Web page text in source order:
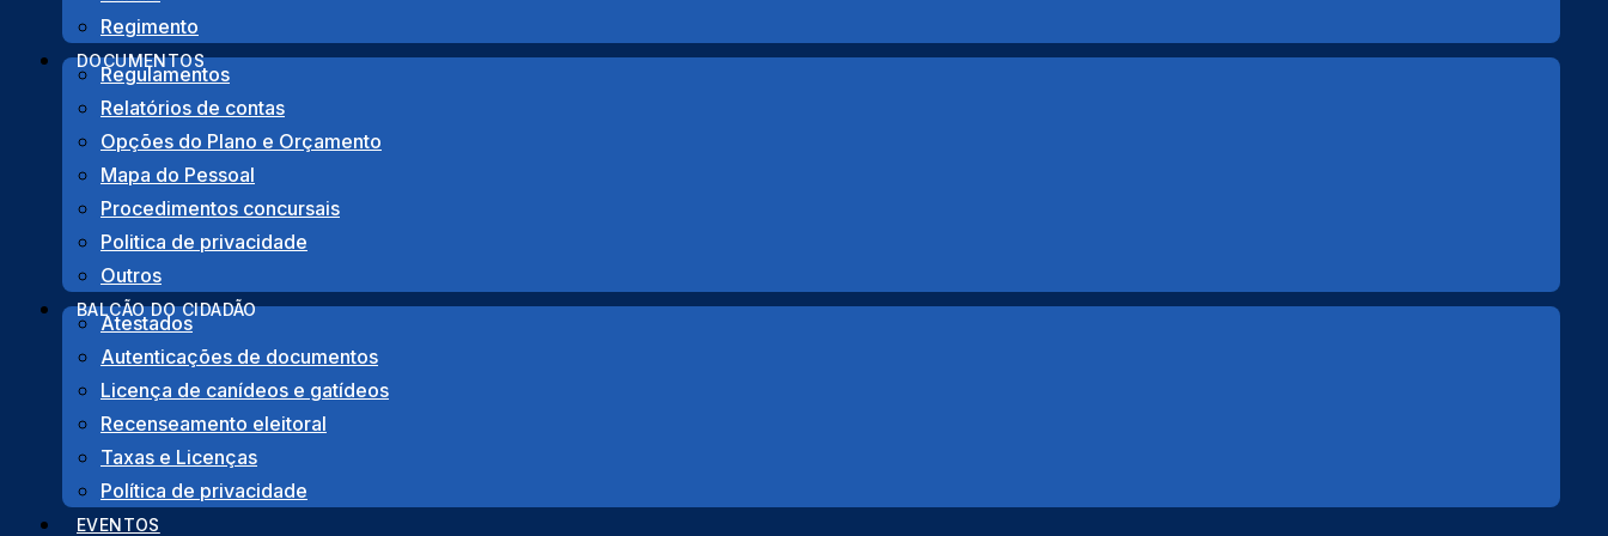
Regimento
DOCUMENTOS
Regulamentos
Relatórios de contas
Opções do Plano e Orçamento
Mapa do Pessoal
Procedimentos concursais
Politica de privacidade
Outros
BALCÃO DO CIDADÃO
Atestados
Autenticações de documentos
Licença de canídeos e gatídeos
Recenseamento eleitoral
Taxas e Licenças
Política de privacidade
EVENTOS
PARTILHA
Facebook
TwitterLinkedIn
Share
Morada
Rua das Juntas de Freguesia, Lote 12 – R/C